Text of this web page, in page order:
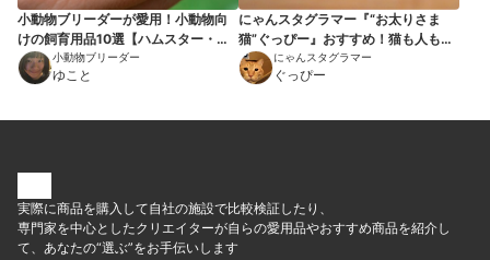
小動物ブリーダーが愛用！小動物向
けの飼育用品10選【ハムスター・モ
モンガ・インコに！】
小動物ブリーダー
ゆこと
にゃんスタグラマー『“お太りさま
猫”ぐっぴー』おすすめ！猫も人も幸
せになる猫グッズ7選
にゃんスタグラマー
ぐっぴー
実際に商品を購入して自社の施設で比較検証したり、
専門家を中心としたクリエイターが自らの愛用品やおすすめ商品を紹介し
て、あなたの“選ぶ”をお手伝いします